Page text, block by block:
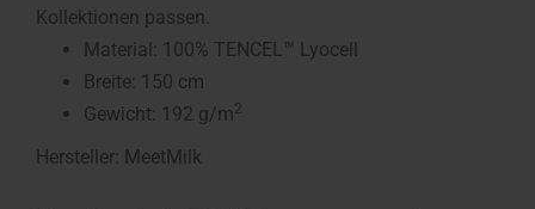
Kollektionen passen.
Material: 100% TENCEL™ Lyocell
Breite: 150 cm
Gewicht: 192 g/m2
Hersteller: MeetMilk